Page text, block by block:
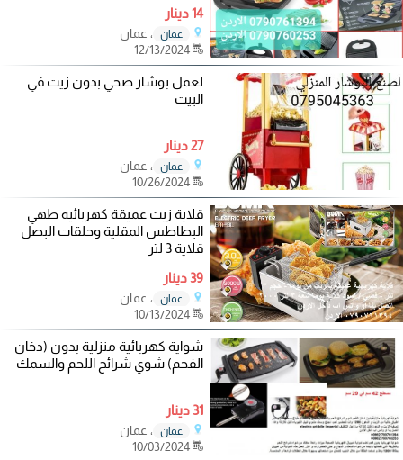
14 دينار
عمان
، عمان
12/13/2024
لعمل بوشار صحي بدون زيت في
البيت
27 دينار
عمان
، عمان
10/26/2024
قلاية زيت عميقة كهربائيه طهي
البطاطس المقلية وحلقات البصل
قلاية 3 لتر
39 دينار
عمان
، عمان
10/13/2024
شواية كهربائية منزلية بدون (دخان
الفحم) شوي شرائح اللحم والسمك
31 دينار
عمان
، عمان
10/03/2024